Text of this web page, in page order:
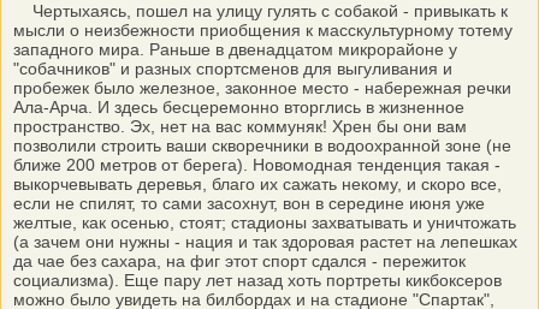
Чертыхаясь, пошел на улицу гулять с собакой - привыкать к
мысли о неизбежности приобщения к масскультурному тотему
западного мира. Раньше в двенадцатом микрорайоне у
"собачников" и разных спортсменов для выгуливания и
пробежек было железное, законное место - набережная речки
Ала-Арча. И здесь бесцеремонно вторглись в жизненное
пространство. Эх, нет на вас коммуняк! Хрен бы они вам
позволили строить ваши скворечники в водоохранной зоне (не
ближе 200 метров от берега). Новомодная тенденция такая -
выкорчевывать деревья, благо их сажать некому, и скоро все,
если не спилят, то сами засохнут, вон в середине июня уже
желтые, как осенью, стоят; стадионы захватывать и уничтожать
(а зачем они нужны - нация и так здоровая растет на лепешках
да чае без сахара, на фиг этот спорт сдался - пережиток
социализма). Еще пару лет назад хоть портреты кикбоксеров
можно было увидеть на билбордах и на стадионе "Спартак",